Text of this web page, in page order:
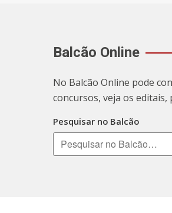
Balcão Online
No Balcão Online pode
concursos, veja os
Pesquisar no Balcão